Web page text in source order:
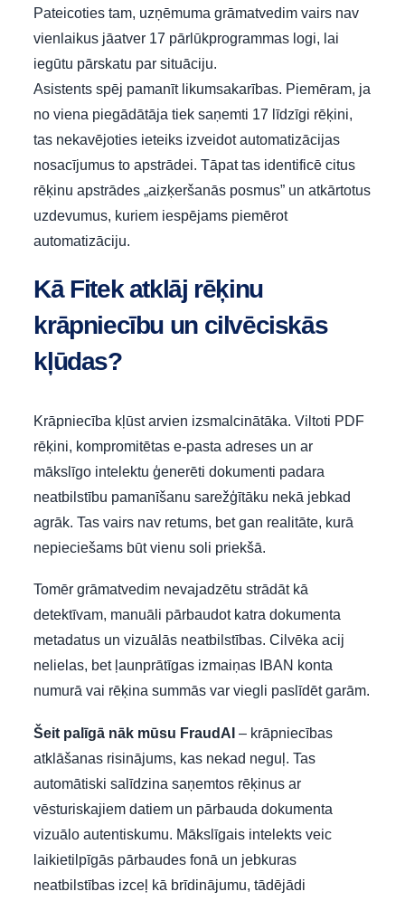
Pateicoties tam, uzņēmuma grāmatvedim vairs nav
vienlaikus jāatver 17 pārlūkprogrammas logi, lai
iegūtu pārskatu par situāciju.
Asistents spēj pamanīt likumsakarības. Piemēram, ja
no viena piegādātāja tiek saņemti 17 līdzīgi rēķini,
tas nekavējoties ieteiks izveidot automatizācijas
nosacījumus to apstrādei. Tāpat tas identificē citus
rēķinu apstrādes „aizķeršanās posmus” un atkārtotus
uzdevumus, kuriem iespējams piemērot
automatizāciju.
Kā Fitek atklāj rēķinu
krāpniecību un cilvēciskās
kļūdas?
Krāpniecība kļūst arvien izsmalcinātāka. Viltoti PDF
rēķini, kompromitētas e-pasta adreses un ar
mākslīgo intelektu ģenerēti dokumenti padara
neatbilstību pamanīšanu sarežģītāku nekā jebkad
agrāk. Tas vairs nav retums, bet gan realitāte, kurā
nepieciešams būt vienu soli priekšā.
Tomēr grāmatvedim nevajadzētu strādāt kā
detektīvam, manuāli pārbaudot katra dokumenta
metadatus un vizuālās neatbilstības. Cilvēka acij
nelielas, bet ļaunprātīgas izmaiņas IBAN konta
numurā vai rēķina summās var viegli paslīdēt garām.
Šeit palīgā nāk mūsu FraudAI– krāpniecības
atklāšanas risinājums, kas nekad neguļ. Tas
automātiski salīdzina saņemtos rēķinus ar
vēsturiskajiem datiem un pārbauda dokumenta
vizuālo autentiskumu. Mākslīgais intelekts veic
laikietilpīgās pārbaudes fonā un jebkuras
neatbilstības izceļ kā brīdinājumu, tādējādi